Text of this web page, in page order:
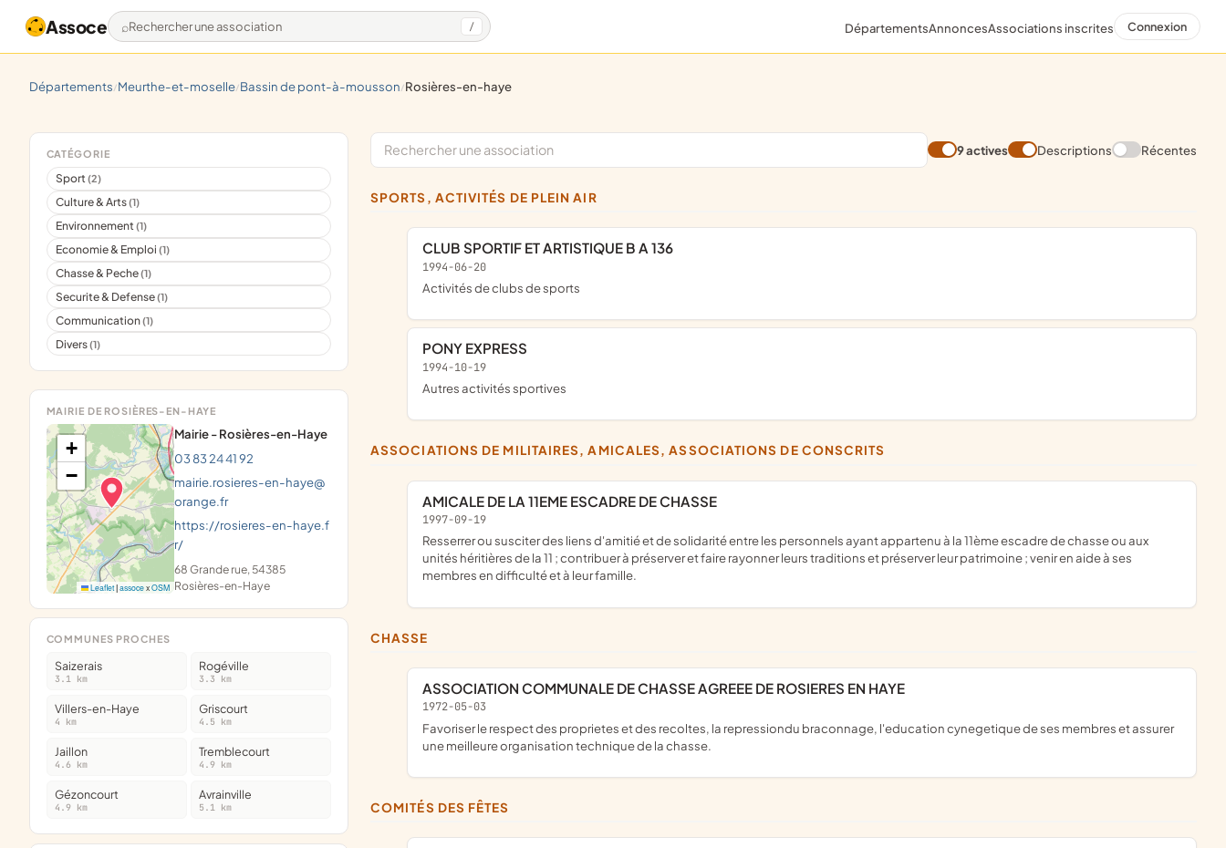
Assoce Rechercher une association / DépartementsAnnoncesAssociations inscrites Connexion
départements/ meurthe-et-moselle/ bassin de pont-à-mousson/ rosières-en-haye
CATÉGORIE
Sport(2)
Culture & Arts(1)
Environnement(1)
Economie & Emploi(1)
Chasse & Peche(1)
Securite & Defense(1)
Communication(1)
Divers(1)
9 actives Descriptions Récentes
SPORTS, ACTIVITÉS DE PLEIN AIR
CLUB SPORTIF ET ARTISTIQUE B A 136
1994-06-20
Activités de clubs de sports
PONY EXPRESS
1994-10-19
Autres activités sportives
ASSOCIATIONS DE MILITAIRES, AMICALES, ASSOCIATIONS DE CONSCRITS
AMICALE DE LA 11EME ESCADRE DE CHASSE
1997-09-19
resserrer ou susciter des liens d'amitié et de solidarité entre les personnels ayant appartenu à la 11ème escadre de chasse ou aux
unités héritières de la 11 ; contribuer à préserver et faire rayonner leurs traditions et préserver leur patrimoine ; venir en aide à ses
membres en difficulté et à leur famille.
CHASSE
ASSOCIATION COMMUNALE DE CHASSE AGREEE DE ROSIERES EN HAYE
1972-05-03
favoriser le respect des proprietes et des recoltes, la repressiondu braconnage, l'education cynegetique de ses membres et assurer
une meilleure organisation technique de la chasse.
COMITÉS DES FÊTES
MAIRIE DE ROSIÈRES-EN-HAYE
+
−
Leaflet|assocexOSM
Mairie - Rosières-en-Haye
03 83 24 41 92
mairie.rosieres-en-haye@
orange.fr
https://rosieres-en-haye.f
r/
68 Grande rue, 54385
Rosières-en-Haye
COMMUNES PROCHES
Saizerais
3.1 km
Rogéville
3.3 km
Villers-en-Haye
4 km
Griscourt
4.5 km
Jaillon
4.6 km
Tremblecourt
4.9 km
Gézoncourt
4.9 km
Avrainville
5.1 km